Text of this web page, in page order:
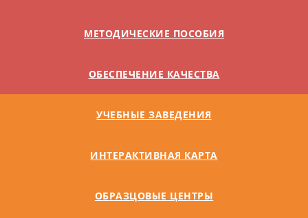
МЕТОДИЧЕСКИЕ ПОСОБИЯ
ОБЕСПЕЧЕНИЕ КАЧЕСТВА
УЧЕБНЫЕ ЗАВЕДЕНИЯ
ИНТЕРАКТИВНАЯ КАРТА
ОБРАЗЦОВЫЕ ЦЕНТРЫ